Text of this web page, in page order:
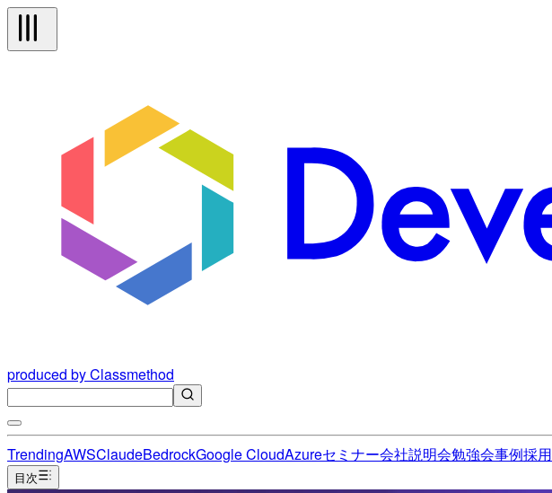
produced by Classmethod
TrendingAWSClaudeBedrockGoogle CloudAzureセミナー会社説明会勉強会事例採用
目次